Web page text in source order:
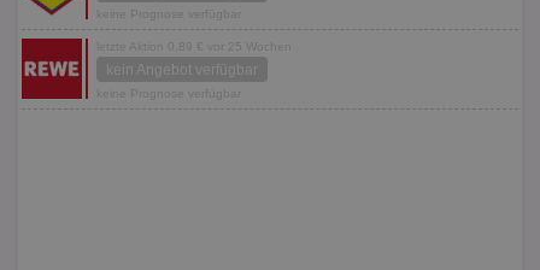
keine Prognose verfügbar
letzte Aktion 0,89 € vor 25 Wochen
kein Angebot verfügbar
keine Prognose verfügbar